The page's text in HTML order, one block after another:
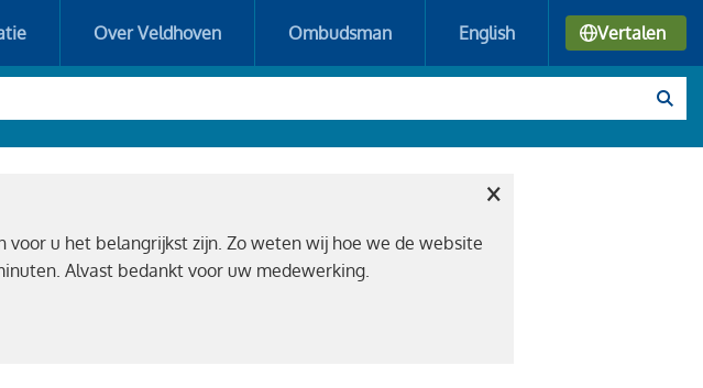
Over Veldhoven Ombudsman English Vertalen
u het belangrijkst zijn. Zo weten wij hoe we de website
Alvast bedankt voor uw medewerking.
×